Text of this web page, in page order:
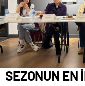
SEZONUN EN